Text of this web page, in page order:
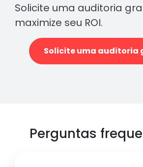
Solicite uma auditoria
maximize seu ROI.
Solicite uma auditoria
Perguntas